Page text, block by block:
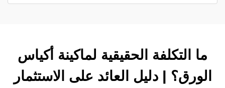
ما التكلفة الحقيقية لماكينة أكياس
الورق؟ | دليل العائد على الاستثمار